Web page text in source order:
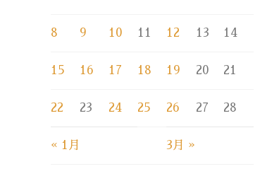
« 1月 3月 »
8 9 10 11 12 13 14
15 16 17 18 19 20 21
22 23 24 25 26 27 28